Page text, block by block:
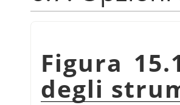
Figura
degli